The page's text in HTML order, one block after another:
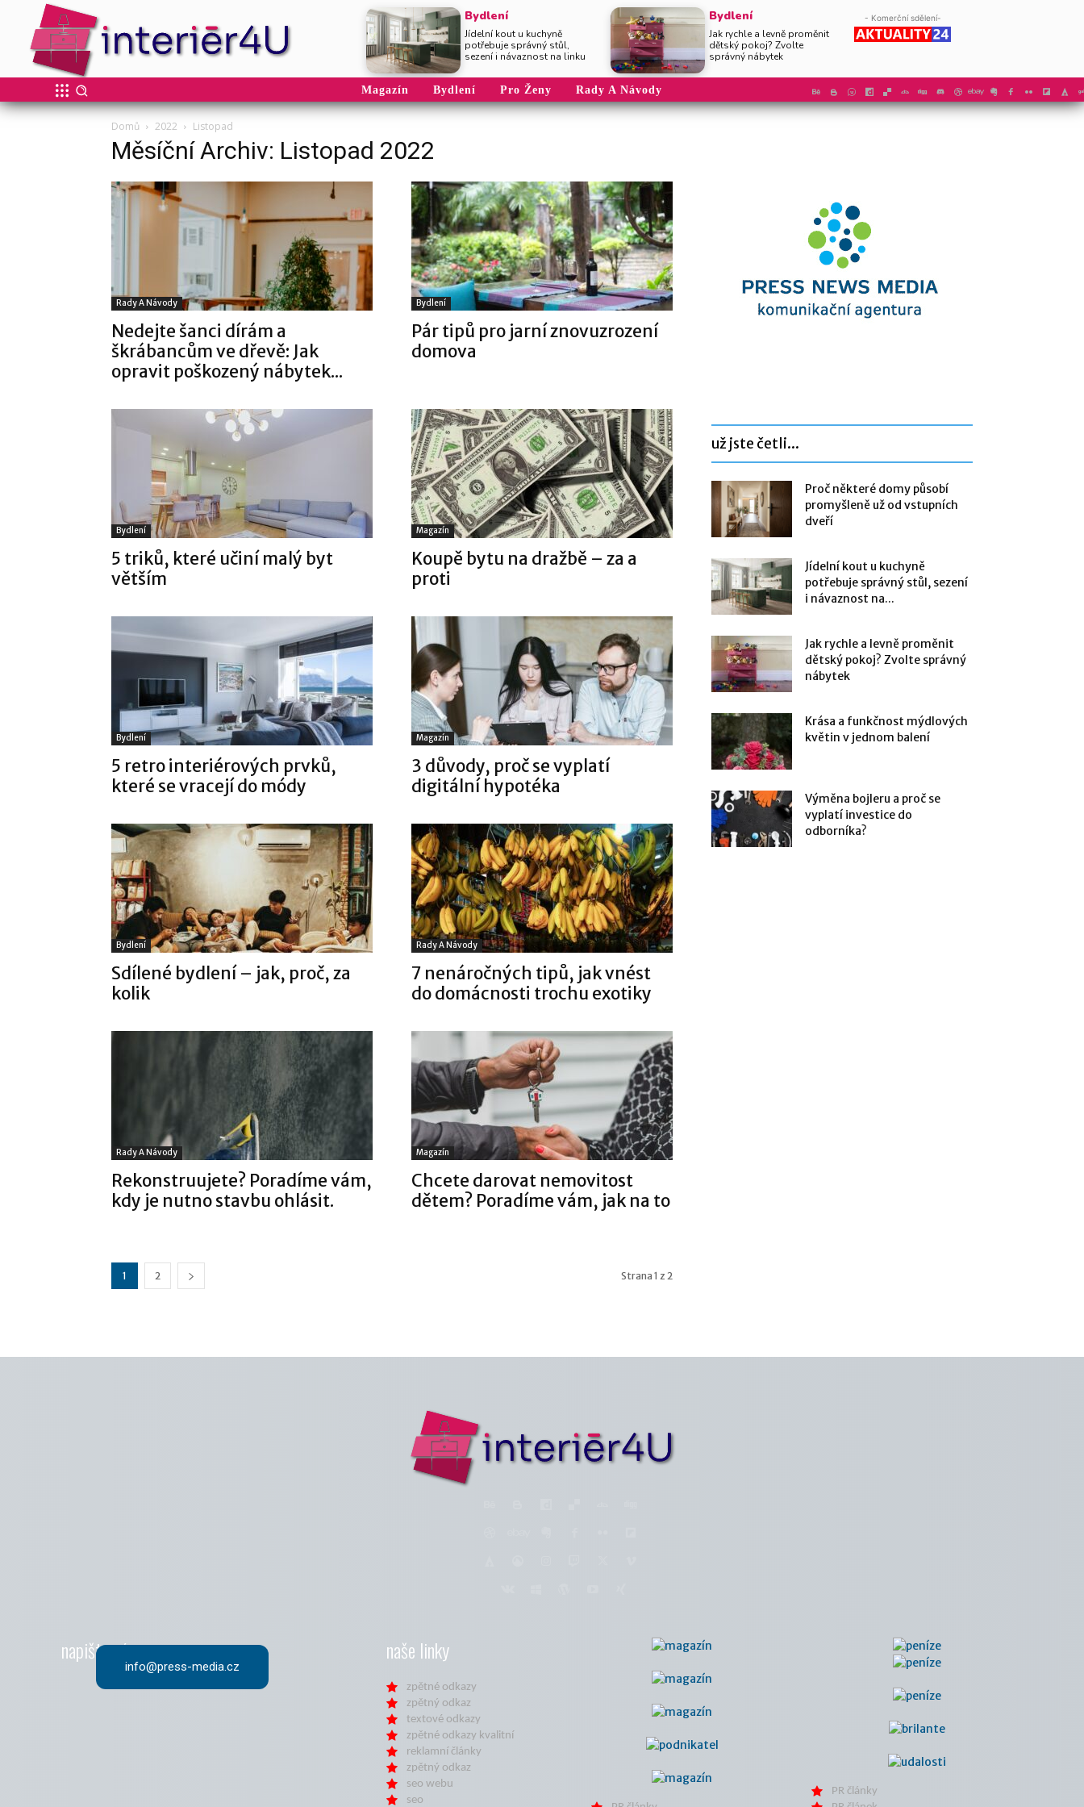
Bydlení
Jídelní kout u kuchyně
potřebuje správný stůl,
sezení i návaznost na linku
Bydlení
Jak rychle a levně proměnit
dětský pokoj? Zvolte
správný nábytek
- Komerční sdělení-
Magazín Bydlení Pro Ženy Rady A Návody
Domů 2022 Listopad
Měsíční Archiv: Listopad 2022
Rady A Návody
Nedejte šanci dírám a
škrábancům ve dřevě: Jak
opravit poškozený nábytek...
Bydlení
Pár tipů pro jarní znovuzrození
domova
Bydlení
5 triků, které učiní malý byt
větším
Magazín
Koupě bytu na dražbě – za a
proti
Bydlení
5 retro interiérových prvků,
které se vracejí do módy
Magazín
3 důvody, proč se vyplatí
digitální hypotéka
Bydlení
Sdílené bydlení – jak, proč, za
kolik
Rady A Návody
7 nenáročných tipů, jak vnést
do domácnosti trochu exotiky
Rady A Návody
Rekonstruujete? Poradíme vám,
kdy je nutno stavbu ohlásit.
Magazín
Chcete darovat nemovitost
dětem? Poradíme vám, jak na to
1 2 Strana 1 z 2
už jste četli...
Proč některé domy působí
promyšleně už od vstupních
dveří
Jídelní kout u kuchyně
potřebuje správný stůl, sezení
i návaznost na...
Jak rychle a levně proměnit
dětský pokoj? Zvolte správný
nábytek
Krása a funkčnost mýdlových
květin v jednom balení
Výměna bojleru a proč se
vyplatí investice do
odborníka?
napište nám
info@press-media.cz
naše linky
zpětné odkazy
zpětný odkaz
textové odkazy
zpětné odkazy kvalitní
reklamní články
zpětný odkaz
seo webu
seo
PR články